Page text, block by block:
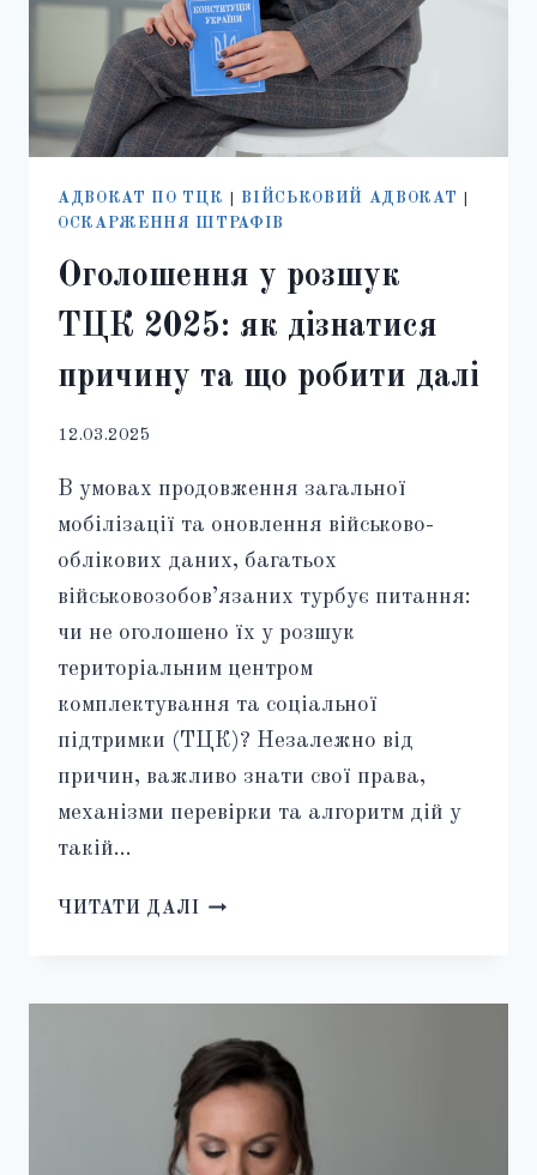
АДВОКАТ ПО ТЦК |ВІЙСЬКОВИЙ АДВОКАТ
ОСКАРЖЕННЯ ШТРАФІВ
Оголошення у розшук
ТЦК 2025: як дізнатися
причину та що робити далі
12.03.2025
В умовах продовження загальної
мобілізації та оновлення військово-
облікових даних, багатьох
військовозобов’язаних турбує питання:
чи не оголошено їх у розшук
територіальним центром
комплектування та соціальної
підтримки (ТЦК)? Незалежно від
причин, важливо знати свої права,
механізми перевірки та алгоритм дій у
такій…
ЧИТАТИ ДАЛІОГОЛОШЕННЯ
ЯК
ДІЗНАТИСЯ
ПРИЧИНУ
ТА
ЩО